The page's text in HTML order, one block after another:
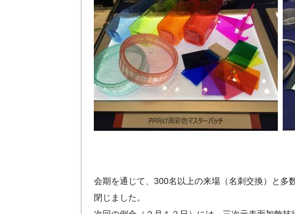
会期を通じて、300名以上の来場（名刺交換）と多
閉じました。